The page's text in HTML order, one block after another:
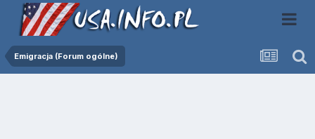
Emigracja (Forum ogólne)